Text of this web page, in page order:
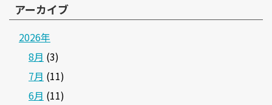
アーカイブ
2026年
8月 (3)
7月 (11)
6月 (11)